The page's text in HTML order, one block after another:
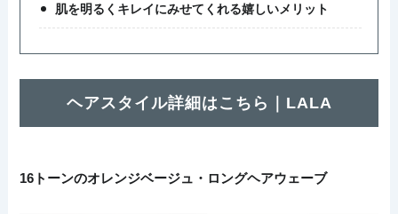
肌を明るくキレイにみせてくれる嬉しいメリット
ヘアスタイル詳細はこちら｜LALA
16トーンのオレンジベージュ・ロングヘアウェーブ